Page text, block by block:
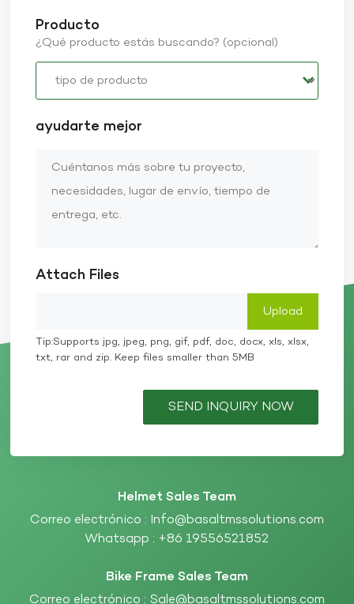
Producto
¿Qué producto estás buscando? (opcional)
ayudarte mejor
Attach Files
Tip:Supports jpg, jpeg, png, gif, pdf, doc, docx, xls, xlsx,
txt, rar and zip. Keep files smaller than 5MB
SEND INQUIRY NOW
Helmet Sales Team
Correo electrónico : Info@basaltmssolutions.com
Whatsapp : +86 19556521852
Bike Frame Sales Team
Correo electrónico : Sale@basaltmssolutions.com